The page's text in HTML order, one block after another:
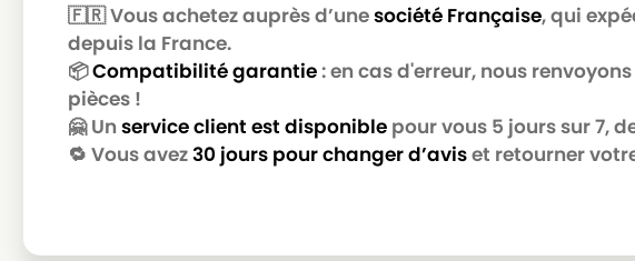
BESTRON
BESTRON DVC 1810 E
BESTRON
BESTRON DVC 1820 E
BESTRON
BESTRON
BESTRON DVC 2020 E
🇫🇷 Vous achetez auprès d’unesociété Française, qui
depuis la France.
📦Compatibilité garantie: en cas d'erreur, nous
pièces !
🤗 Un service client est disponible pour vous 5 jours sur 7,
🔁 Vous avez30 jours pour changer d’aviset retourner